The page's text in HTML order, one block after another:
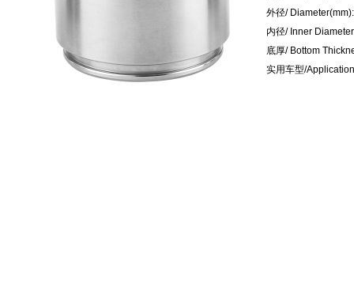
外径/
内径/ Inner
底厚/ Bottom
实用车型/